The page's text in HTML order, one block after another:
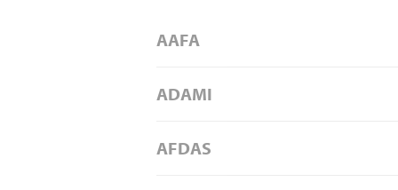
AAFA
ADAMI
AFDAS